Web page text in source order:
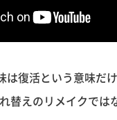
復活という意味だ
替えのリメイクで